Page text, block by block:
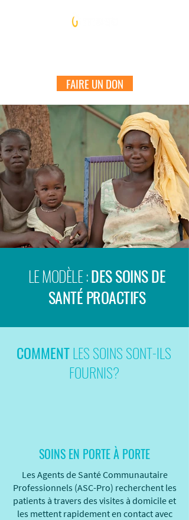
FAIRE UN DON
LE MODÈLE :DES SOINS DE
SANTÉ PROACTIFS
COMMENTLES SOINS SONT-ILS
FOURNIS?
SOINS EN PORTE À PORTE
Les Agents de Santé Communautaire
Professionnels (ASC-Pro) recherchent les
patients à travers des visites à domicile et
les mettent rapidement en contact avec